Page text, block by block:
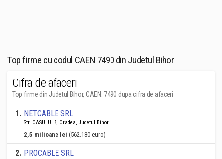
Top firme cu codul CAEN 7490 din Judetul Bihor
Cifra de afaceri
Top firme din Judetul Bihor, CAEN: 7490 dupa cifra de afaceri
1. NETCABLE SRL
Str. OASULUI 8, Oradea, Judetul Bihor
2,5 milioane lei (562.180 euro)
2. PROCABLE SRL